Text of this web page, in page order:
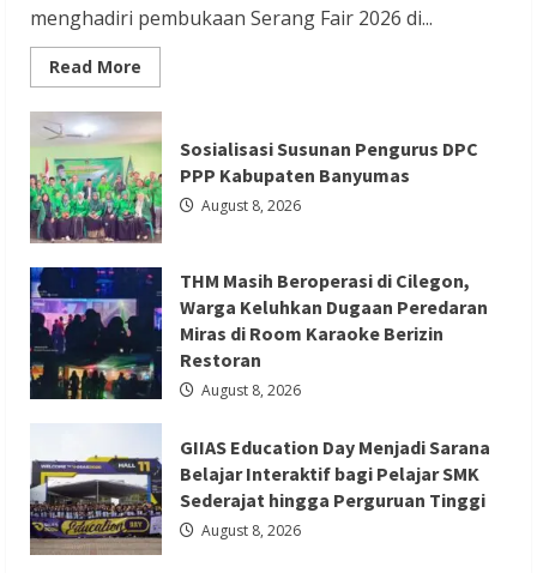
Berita Ekonomi dan Bisnis
Berita Trending
GIIAS Education Day Menjadi Sarana
Belajar Interaktif bagi Pelajar SMK
Sederajat hingga Perguruan Tinggi
Redaksi 01 August 8, 2026
Berita Ekonomi dan Bisnis
Berita Mancanegara
Berita Terbaru
Serikat Usul Perlindungan Kerja ABK
Migran Saat Taifun dalam Forum FA di
menghadiri pembukaan Serang Fair 2026 di...
Read More
more
Serang
Fair
2026
Jadi
Etalase
UMKM,
Sekda
Deden
Ajak
Masyarakat
Cintai
Produk
Lokal
Sosialisasi Susunan Pengurus DPC
PPP Kabupaten Banyumas
August 8, 2026
THM Masih Beroperasi di Cilegon,
Warga Keluhkan Dugaan Peredaran
Miras di Room Karaoke Berizin
Restoran
August 8, 2026
GIIAS Education Day Menjadi Sarana
Belajar Interaktif bagi Pelajar SMK
Sederajat hingga Perguruan Tinggi
August 8, 2026